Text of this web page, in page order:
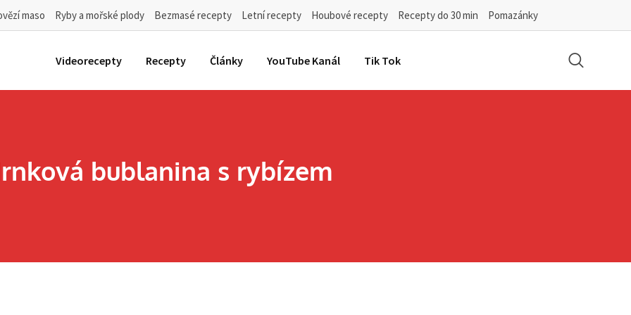
maso Ryby a mořské plody Bezmasé recepty Letní recepty Houbové recepty Recepty do 30 min Pomazánky
Videorecepty Recepty Články YouTube Kanál Tik Tok
bublanina s rybízem